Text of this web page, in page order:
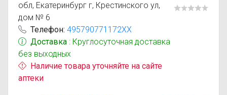
обл, Екатеринбург г, Крестинского ул,
дом № 6
Телефон: 495790771172XX
Доставка : Круглосуточная доставка
без выходных
Наличие товара уточняйте на сайте
аптеки